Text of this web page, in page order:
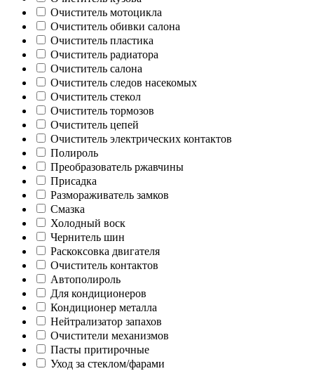
Очиститель мотоцикла
Очиститель обивки салона
Очиститель пластика
Очиститель радиатора
Очиститель салона
Очиститель следов насекомых
Очиститель стекол
Очиститель тормозов
Очиститель цепей
Очиститель электрических контактов
Полироль
Преобразователь ржавчины
Присадка
Размораживатель замков
Смазка
Холодный воск
Чернитель шин
Раскоксовка двигателя
Очиститель контактов
Автополироль
Для кондиционеров
Кондиционер металла
Нейтрализатор запахов
Очистители механизмов
Пасты притирочные
Уход за стеклом/фарами